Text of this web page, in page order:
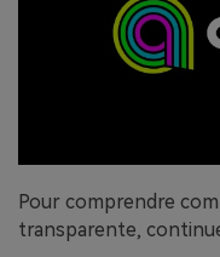
Pour comprendre
transparente,